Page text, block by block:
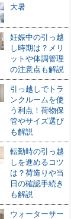
大暑
妊娠中の引っ越
し時期は？メリ
ットや体調管理
の注意点も解説
引っ越しでトラ
ンクルームを使
う利点！荷物保
管やサイズ選び
も解説
転勤時の引っ越
しを進めるコツ
は？荷造りや当
日の確認手続き
も解説
ウォーターサー